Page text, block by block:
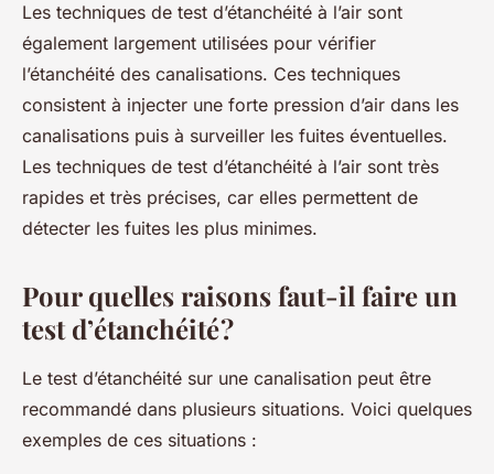
Les techniques de test d’étanchéité à l’air sont
également largement utilisées pour vérifier
l’étanchéité des canalisations. Ces techniques
consistent à injecter une forte pression d’air dans les
canalisations puis à surveiller les fuites éventuelles.
Les techniques de test d’étanchéité à l’air sont très
rapides et très précises, car elles permettent de
détecter les fuites les plus minimes.
Pour quelles raisons faut-il faire un
test d’étanchéité ?
Le test d’étanchéité sur une canalisation peut être
recommandé dans plusieurs situations. Voici quelques
exemples de ces situations :